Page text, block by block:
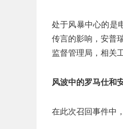
处于风暴中心的是
传言的影响，安普
监督管理局，相关
风波中的罗马仕和
在此次召回事件中